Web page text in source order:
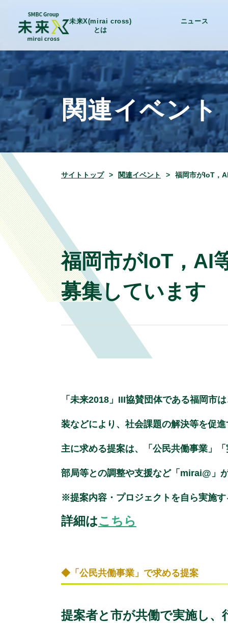
未来X(mirai cross)
とは
ニュース
関連イベント
サイトトップ 関連イベント 福岡市がIoT，
福岡市がIoT，AI
募集しています
「未来2018」III協賛団体である福岡市
装などにより、社会課題の解決等を促
主に求める提案は、「公民共働事業」
部局等との調整や支援など「mirai@」
※提案内容・プロジェクトを自ら実施
詳細はこちら
◆「公民共働事業」で求める提案
提案者と市が共働で実施し